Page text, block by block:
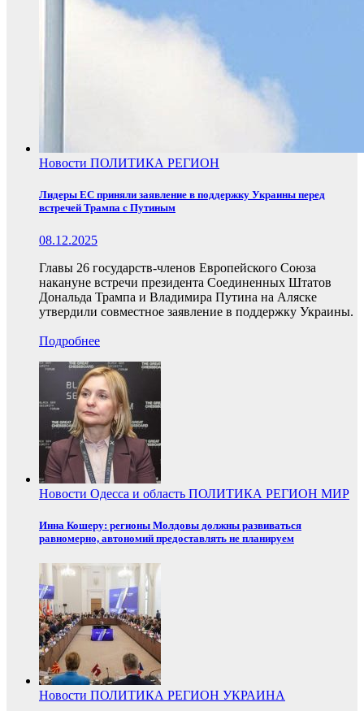
Новости ПОЛИТИКА РЕГИОН
Лидеры ЕС приняли заявление в поддержку Украины перед
встречей Трампа с Путиным
08.12.2025
Главы 26 государств-членов Европейского Союза
накануне встречи президента Соединенных Штатов
Дональда Трампа и Владимира Путина на Аляске
утвердили совместное заявление в поддержку Украины.
Подробнее
Новости Одесса и область ПОЛИТИКА РЕГИОН МИР
Инна Кошеру: регионы Молдовы должны развиваться
равномерно, автономий предоставлять не планируем
Новости ПОЛИТИКА РЕГИОН УКРАИНА